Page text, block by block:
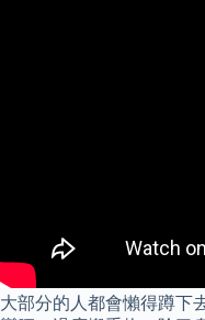
大部分的人都會懶得蹲下